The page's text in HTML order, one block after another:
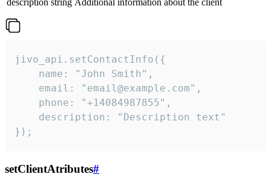
description string Additional information about the client
jivo_api.setContactInfo({
    name: "John Smith",
    email: "email@example.com",
    phone: "+14084987855",
    description: "Description text"
});
setClientAtributes#